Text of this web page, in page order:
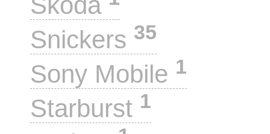
Snickers 35
Sony Mobile 1
Starburst 1